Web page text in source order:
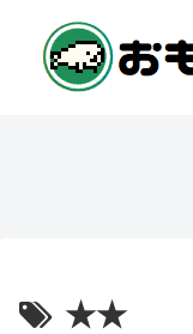
★★